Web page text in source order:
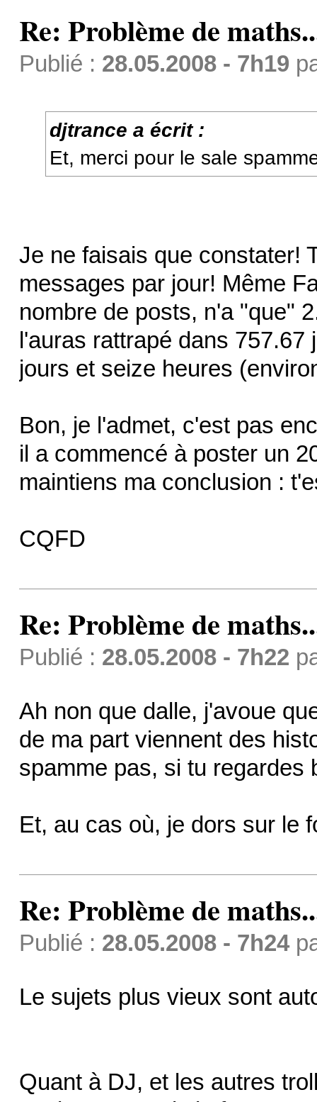
Re: Problème de
Publié : 28.05.2008 - 7h19
djtrance a écrit :
Et, merci pour le sale
Je ne faisais que constater!
messages par jour! Même
nombre de posts, n'a "que"
l'auras rattrapé dans
jours et seize heures
Bon, je l'admet, c'est pas
il a commencé à poster un
maintiens ma conclusion :
CQFD
Re: Problème de
Publié : 28.05.2008 - 7h22
Ah non que dalle, j'avoue
de ma part viennent des
spamme pas, si tu regardes
Et, au cas où, je dors sur le
Re: Problème de
Publié : 28.05.2008 - 7h24
Le sujets plus vieux sont
Quant à DJ, et les autres